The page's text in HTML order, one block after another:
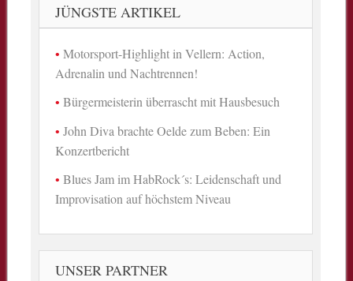
JÜNGSTE ARTIKEL
Motorsport-Highlight in Vellern: Action,
Adrenalin und Nachtrennen!
Bürgermeisterin überrascht mit Hausbesuch
John Diva brachte Oelde zum Beben: Ein
Konzertbericht
Blues Jam im HabRock´s: Leidenschaft und
Improvisation auf höchstem Niveau
UNSER PARTNER